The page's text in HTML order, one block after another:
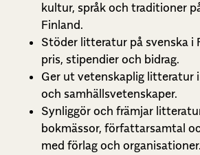
kultur, språk och traditioner
Finland.
Stöder litteratur på svenska i
pris, stipendier och bidrag.
Ger ut vetenskaplig litteratur
och samhällsvetenskaper.
Synliggör och främjar
bokmässor, författarsamtal
med förlag och organisationer.